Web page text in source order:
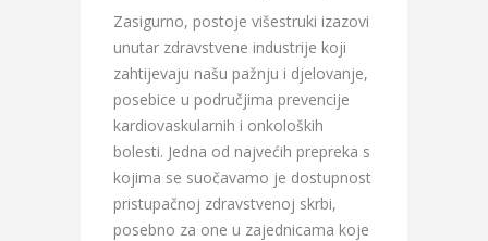
Zasigurno, postoje višestruki izazovi
unutar zdravstvene industrije koji
zahtijevaju našu pažnju i djelovanje,
posebice u područjima prevencije
kardiovaskularnih i onkoloških
bolesti. Jedna od najvećih prepreka s
kojima se suočavamo je dostupnost
pristupačnoj zdravstvenoj skrbi,
posebno za one u zajednicama koje